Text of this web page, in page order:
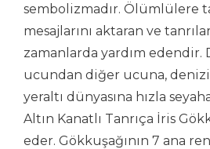
sembolizmadır. Ölümlülere
mesajlarını aktaran ve
zamanlarda yardım edendir.
ucundan diğer ucuna,
yeraltı dünyasına hızla
Altın Kanatlı Tanrıça İris
eder. Gökkuşağının 7 ana